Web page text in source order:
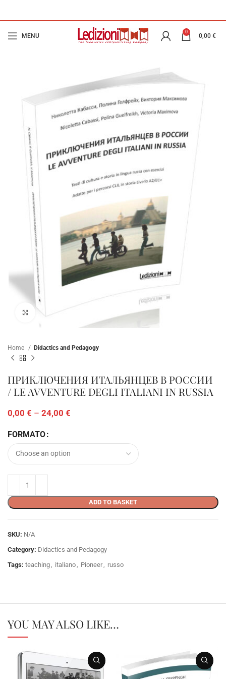
MENU
0
0,00 €
Click to enlarge
Home Didactics and Pedagogy
ПРИКЛЮЧЕНИЯ ИТАЛЬЯНЦЕВ В РОССИИ
/ LE AVVENTURE DEGLI ITALIANI IN RUSSIA
0,00 € – 24,00 €
FORMATO
ADD TO BASKET
SKU: N/A
Category: Didactics and Pedagogy
Tags: teaching italiano Pioneer russo
YOU MAY ALSO LIKE…